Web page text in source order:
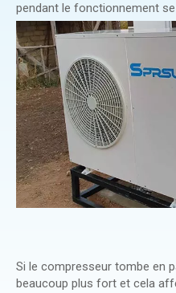
pendant le fonctionnement
Si le compresseur tombe en
beaucoup plus fort et cela